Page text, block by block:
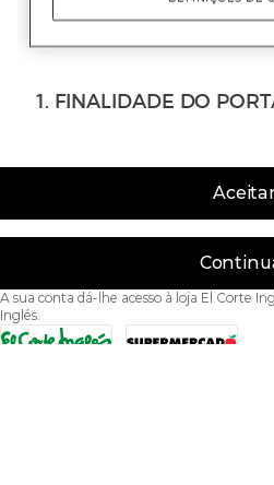
A sua conta dá-lhe acesso à loja El Corte
Inglés.